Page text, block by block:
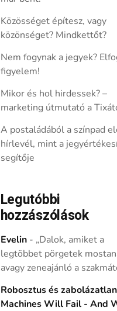
Közösséget építesz, vagy
közönséget? Mindkettőt?
Nem fogynak a jegyek?
figyelem!
Mikor és hol hirdessek? –
marketing útmutató a
A postaládából a színpad
hírlevél, mint a
segítője
Legutóbbi
hozzászólások
Evelin- „Dalok, amiket a
legtöbbet pörgetek
avagy zeneajánló a
Robosztus és
Machines Will Fail - And